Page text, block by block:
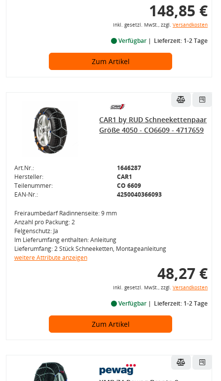
148,85 €
inkl. gesetzl. MwSt., zzgl. Versandkosten
Verfügbar Lieferzeit: 1-2 Tage
Zum Artikel
CAR1 by RUD Schneekettenpaar
Größe 4050 - CO6609 - 4717659
Art.Nr.:
1646287
Hersteller:
CAR1
Teilenummer:
CO 6609
EAN-Nr.:
4250040366093
Freiraumbedarf Radinnenseite: 9 mm
Anzahl pro Packung: 2
Felgenschutz: Ja
Im Lieferumfang enthalten: Anleitung
Lieferumfang: 2 Stück Schneeketten, Montageanleitung
weitere Attribute anzeigen
48,27 €
inkl. gesetzl. MwSt., zzgl. Versandkosten
Verfügbar Lieferzeit: 1-2 Tage
Zum Artikel